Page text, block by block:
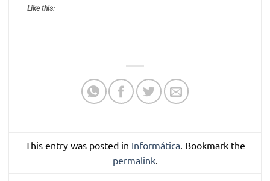
Like this:
This entry was posted in Informática. Bookmark the
permalink.